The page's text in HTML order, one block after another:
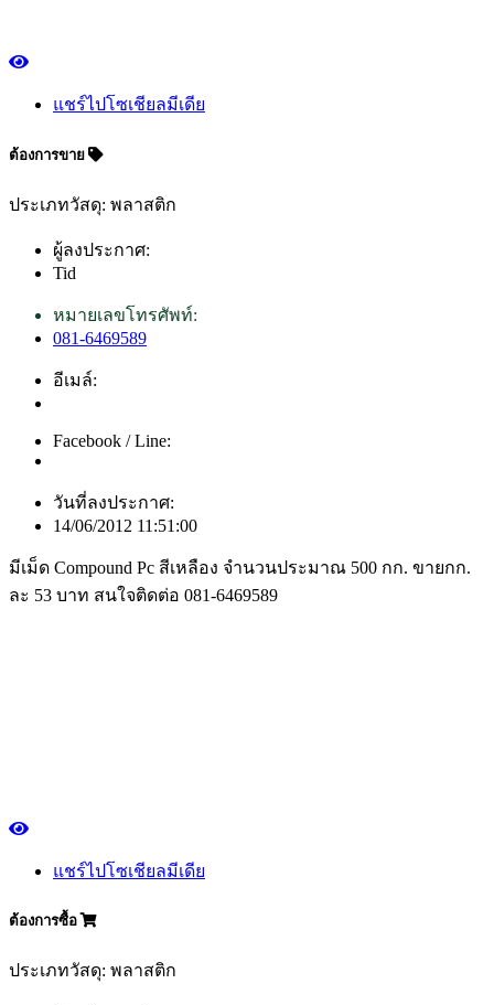
แชร์ไปโซเชียลมีเดีย
ต้องการขาย
ประเภทวัสดุ: พลาสติก
ผู้ลงประกาศ:
Tid
หมายเลขโทรศัพท์:
081-6469589
อีเมล์:
Facebook / Line:
วันที่ลงประกาศ:
14/06/2012 11:51:00
มีเม็ด Compound Pc สีเหลือง จำนวนประมาณ 500 กก. ขายกก.
ละ 53 บาท สนใจติดต่อ 081-6469589
แชร์ไปโซเชียลมีเดีย
ต้องการซื้อ
ประเภทวัสดุ: พลาสติก